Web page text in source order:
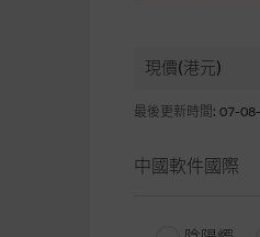
現價(港元)
最後更新時間: 07-
中國軟件國際